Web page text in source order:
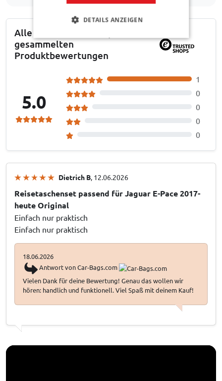
Alle über Trusted Shops
gesammelten
Produktbewertungen
5.0
1
0
0
0
0
Dietrich B, 12.06.2026
Reisetaschenset passend für Jaguar E-Pace 2017-
heute Original
Einfach nur praktisch
Einfach nur praktisch
18.06.2026
Antwort von Car-Bags.com
Vielen Dank für deine Bewertung! Genau das wollen wir
hören: handlich und funktionell. Viel Spaß mit deinem Kauf!
DETAILS ANZEIGEN